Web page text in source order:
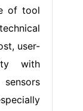
of tool
user-
with